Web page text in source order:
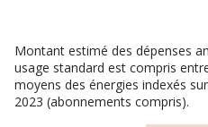
Montant estimé des dépenses
usage standard est compris
moyens des énergies indexés
2023 (abonnements compris).